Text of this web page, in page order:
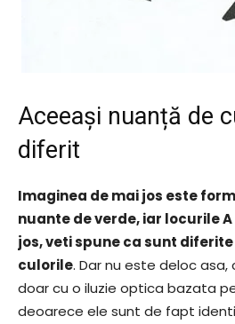
Aceeași nuanță de
diferit
Imaginea de mai jos este
nuante de verde, iar locurile
jos, veti spune ca sunt
culorile. Dar nu este deloc
doar cu o iluzie optica bazata
deoarece ele sunt de fapt